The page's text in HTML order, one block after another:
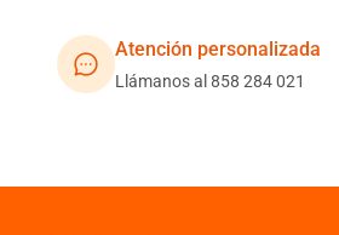
Atención personalizada
Llámanos al 858 284 021